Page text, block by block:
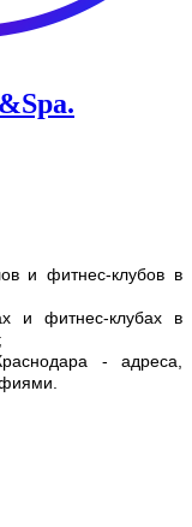
и фитнес-клубов в
и фитнес-клубах в
- адреса,